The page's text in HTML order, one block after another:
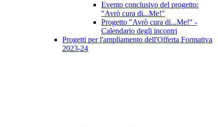
Evento conclusivo del progetto:
"Avrò cura di...Me!"
Progetto "Avrò cura di...Me!" -
Calendario degli incontri
Progetti per l'ampliamento dell'Offerta Formativa
2023-24